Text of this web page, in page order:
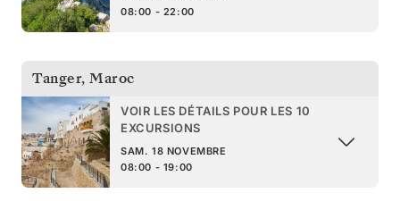
08:00 - 22:00
Tanger, Maroc
VOIR LES DÉTAILS POUR LES 10
EXCURSIONS
SAM. 18 NOVEMBRE
08:00 - 19:00